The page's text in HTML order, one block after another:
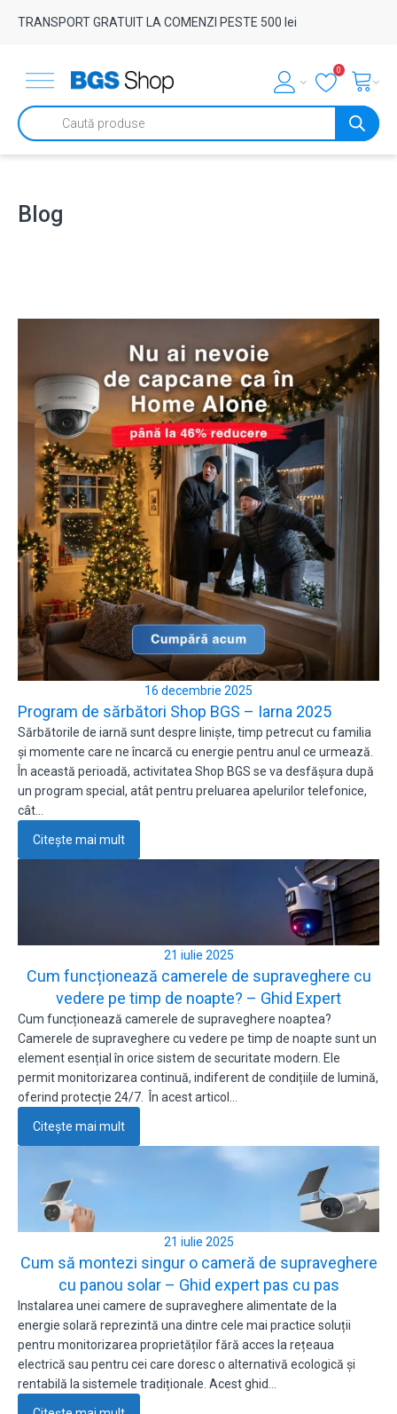
TRANSPORT GRATUIT LA COMENZI PESTE 500 lei
0
Products
search
Blog
16 decembrie 2025
Program de sărbători Shop BGS – Iarna 2025
Sărbătorile de iarnă sunt despre liniște, timp petrecut cu familia
și momente care ne încarcă cu energie pentru anul ce urmează.
În această perioadă, activitatea Shop BGS se va desfășura după
un program special, atât pentru preluarea apelurilor telefonice,
cât…
Citește mai mult
21 iulie 2025
Cum funcționează camerele de supraveghere cu
vedere pe timp de noapte? – Ghid Expert
Cum funcționează camerele de supraveghere noaptea?
Camerele de supraveghere cu vedere pe timp de noapte sunt un
element esențial în orice sistem de securitate modern. Ele
permit monitorizarea continuă, indiferent de condițiile de lumină,
oferind protecție 24/7. În acest articol…
Citește mai mult
21 iulie 2025
Cum să montezi singur o cameră de supraveghere
cu panou solar – Ghid expert pas cu pas
Instalarea unei camere de supraveghere alimentate de la
energie solară reprezintă una dintre cele mai practice soluții
pentru monitorizarea proprietăților fără acces la rețeaua
electrică sau pentru cei care doresc o alternativă ecologică și
rentabilă la sistemele tradiționale. Acest ghid…